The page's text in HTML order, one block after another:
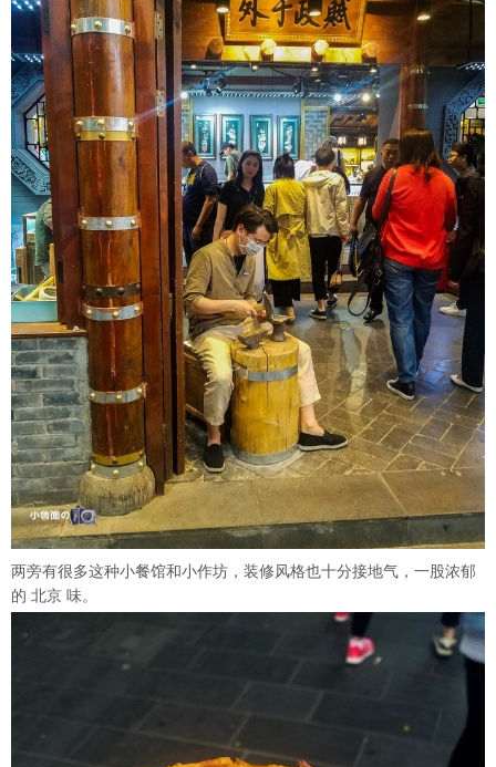
两旁有很多这种小餐馆和小作坊，装修风格也十分接地气，一股浓郁
的 北京 味。